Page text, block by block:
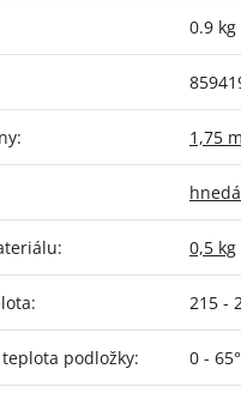
0.9 kg
: 1,75
hnedá
: 0,5 kg
: 215 -
podložky: 0 -